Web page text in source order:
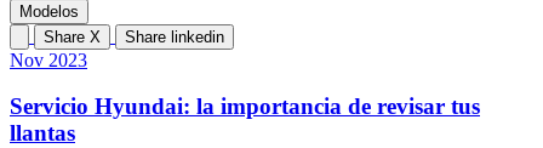
Modelos
Share X
Share linkedin
Nov 2023
Servicio Hyundai: la importancia de revisar tus
llantas